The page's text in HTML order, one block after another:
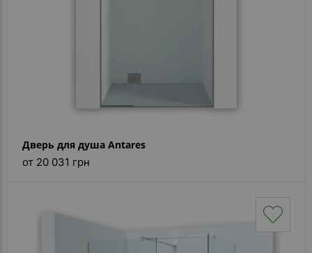
Дверь для душа Antares
от 20 031 грн